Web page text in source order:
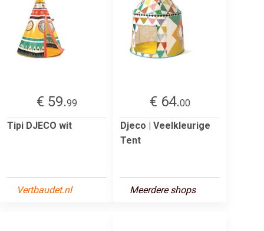
€ 59.99
Tipi DJECO wit
Vertbaudet.nl
€ 64.00
Djeco | Veelkleurige
Tent
Meerdere shops